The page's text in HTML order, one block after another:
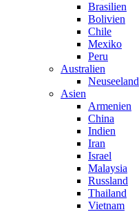
Brasilien
Bolivien
Chile
Mexiko
Peru
Australien
Neuseeland
Asien
Armenien
China
Indien
Iran
Israel
Malaysia
Russland
Thailand
Vietnam